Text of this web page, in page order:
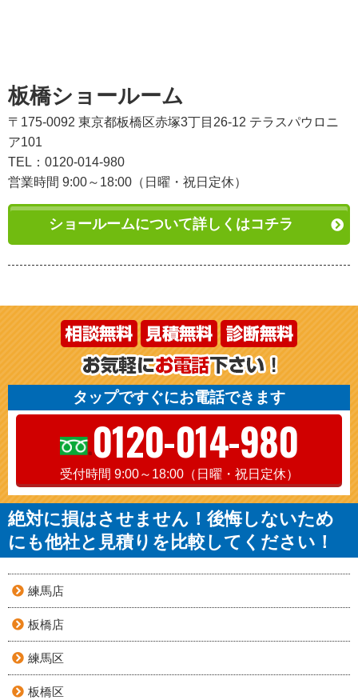
板橋ショールーム
〒175-0092 東京都板橋区赤塚3丁目26-12 テラスパウロニ
ア101
TEL：0120-014-980
営業時間 9:00～18:00（日曜・祝日定休）
ショールームについて詳しくはコチラ
タップですぐにお電話できます
0120-014-980
受付時間 9:00～18:00（日曜・祝日定休）
絶対に損はさせません！後悔しないため
にも他社と見積りを比較してください！
練馬店
板橋店
練馬区
板橋区